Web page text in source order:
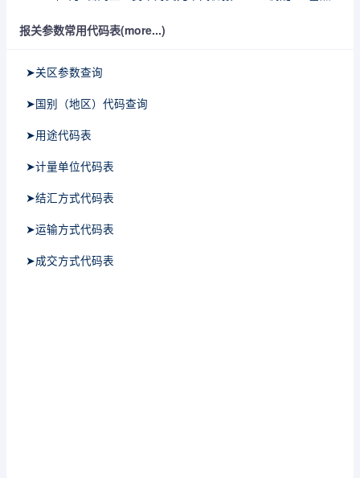
报关参数常用代码表(more...)
➤关区参数查询
➤国别（地区）代码查询
➤用途代码表
➤计量单位代码表
➤结汇方式代码表
➤运输方式代码表
➤成交方式代码表